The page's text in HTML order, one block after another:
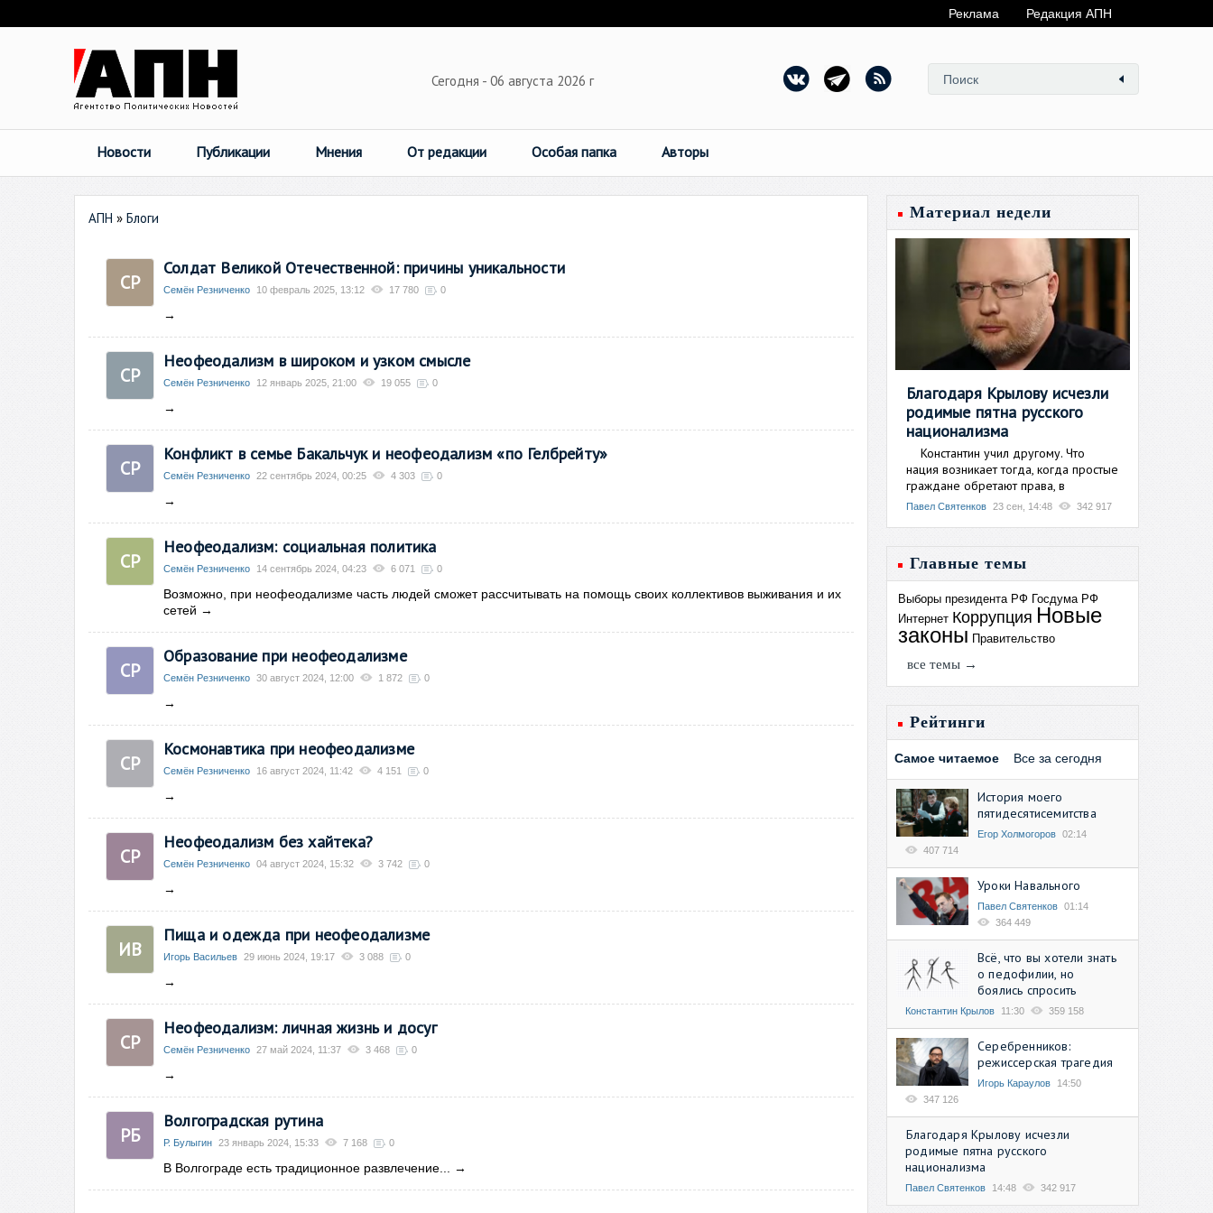
Реклама Редакция АПН
Сегодня - 06 августа 2026 г
Новости Публикации Мнения От редакции Особая папка Авторы
АПН » Блоги
СР
Солдат Великой Отечественной: причины уникальности
Семён Резниченко 10 февраль 2025, 13:12 17 780 0
→
СР
Неофеодализм в широком и узком смысле
Семён Резниченко 12 январь 2025, 21:00 19 055 0
→
СР
Конфликт в семье Бакальчук и неофеодализм «по Гелбрейту»
Семён Резниченко 22 сентябрь 2024, 00:25 4 303 0
→
СР
Неофеодализм: социальная политика
Семён Резниченко 14 сентябрь 2024, 04:23 6 071 0
Возможно, при неофеодализме часть людей сможет рассчитывать на помощь своих коллективов выживания и их
сетей →
СР
Образование при неофеодализме
Семён Резниченко 30 август 2024, 12:00 1 872 0
→
СР
Космонавтика при неофеодализме
Семён Резниченко 16 август 2024, 11:42 4 151 0
→
СР
Неофеодализм без хайтека?
Семён Резниченко 04 август 2024, 15:32 3 742 0
→
ИВ
Пища и одежда при неофеодализме
Игорь Васильев 29 июнь 2024, 19:17 3 088 0
→
СР
Неофеодализм: личная жизнь и досуг
Семён Резниченко 27 май 2024, 11:37 3 468 0
→
РБ
Волгоградская рутина
Р. Булыгин 23 январь 2024, 15:33 7 168 0
В Волгограде есть традиционное развлечение... →
Материал недели
Благодаря Крылову исчезли
родимые пятна русского
национализма
Константин учил другому. Что
нация возникает тогда, когда простые
граждане обретают права, в
Павел Святенков 23 сен, 14:48 342 917
Главные темы
Выборы президента РФ Госдума РФ
Интернет Коррупция Новые
законы Правительство
все темы →
Рейтинги
Самое читаемое Все за сегодня
История моего
пятидесятисемитства
Егор Холмогоров 02:14
407 714
Уроки Навального
Павел Святенков 01:14
364 449
Всё, что вы хотели знать
о педофилии, но
боялись спросить
Константин Крылов 11:30 359 158
Серебренников:
режиссерская трагедия
Игорь Караулов
14:50
347 126
Благодаря Крылову исчезли
родимые пятна русского
национализма
Павел Святенков 14:48 342 917